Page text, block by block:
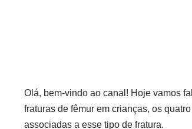
Olá, bem-vindo ao canal! Hoje vamos
fraturas de fêmur em crianças, os
associadas a esse tipo de fratura.